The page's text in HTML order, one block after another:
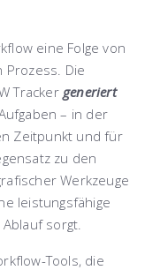
eine Folge von
Prozess. Die
Trackergeneriert
– in der
Zeitpunkt und für
zu den
Werkzeuge
leistungsfähige
sorgt.
Tools, die